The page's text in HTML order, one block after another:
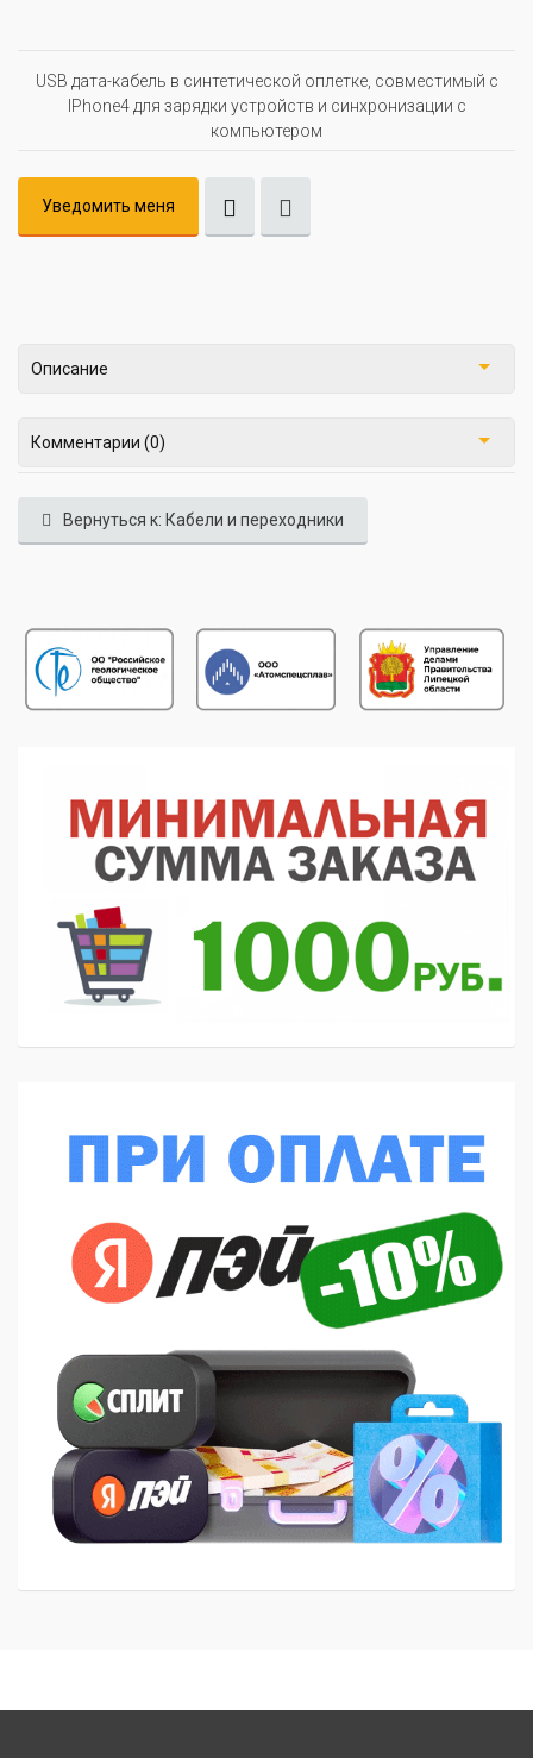
USB дата-кабель в синтетической оплетке, совместимый с
IPhone4 для зарядки устройств и синхронизации с
компьютером
Уведомить меня
Описание
Комментарии (0)
Вернуться к: Кабели и переходники